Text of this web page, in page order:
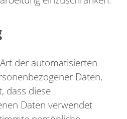
der automatisierten
Daten,
dass diese
Daten verwendet